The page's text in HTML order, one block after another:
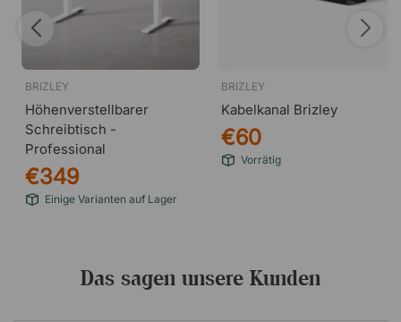
BRIZLEY
Höhenverstellbarer
Schreibtisch -
Professional
€349
Einige Varianten auf Lager
BRIZLEY
Kabelkanal Brizley
€60
Vorrätig
Das sagen unsere Kunden